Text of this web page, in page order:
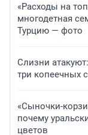
«Расходы на
многодетная
Турцию — фото
Слизни
три копеечных
«Сыночки-
почему
цветов